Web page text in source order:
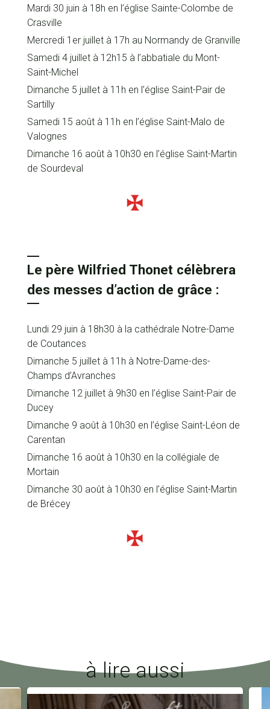
Mardi 30 juin à 18h en l’église Sainte-Colombe de
Crasville
Mercredi 1er juillet à 17h au Normandy de Granville
Samedi 4 juillet à 12h15 à l’abbatiale du Mont-
Saint-Michel
Dimanche 5 juillet à 11h en l’église Saint-Pair de
Sartilly
Samedi 15 août à 11h en l’église Saint-Malo de
Valognes
Dimanche 16 août à 10h30 en l’église Saint-Martin
de Sourdeval
Le père Wilfried Thonet célèbrera
des messes d’action de grâce :
Lundi 29 juin à 18h30 à la cathédrale Notre-Dame
de Coutances
Dimanche 5 juillet à 11h à Notre-Dame-des-
Champs d’Avranches
Dimanche 12 juillet à 9h30 en l’église Saint-Pair de
Ducey
Dimanche 9 août à 10h30 en l’église Saint-Léon de
Carentan
Dimanche 16 août à 10h30 en la collégiale de
Mortain
Dimanche 30 août à 10h30 en l’église Saint-Martin
de Brécey
à lire aussi